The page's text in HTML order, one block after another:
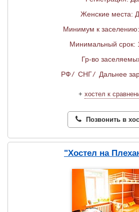
Женские места:
Минимум к заселению:
Минимальный срок:
Гр-во
РФ/ СНГ/ Дальнее
+ хостел к
Позвонить в
"Хостел на